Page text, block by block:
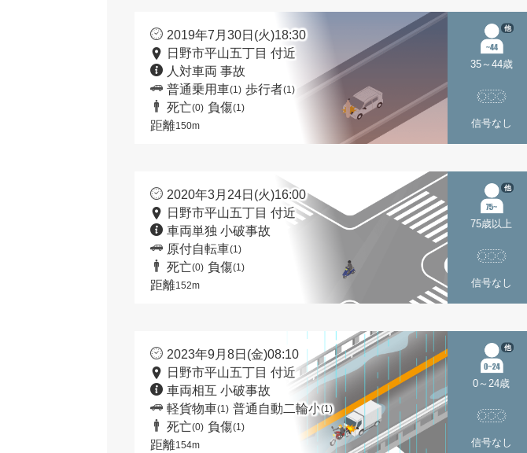
2019年7月30日(火)18:30
日野市平山五丁目 付近
人対車両 事故
普通乗用車(1) 歩行者(1)
死亡(0) 負傷(1)
距離150m
35～44歳
他
信号なし
2020年3月24日(火)16:00
日野市平山五丁目 付近
車両単独 小破事故
原付自転車(1)
死亡(0) 負傷(1)
距離152m
75歳以上
他
信号なし
2023年9月8日(金)08:10
日野市平山五丁目 付近
車両相互 小破事故
軽貨物車(1) 普通自動二輪小(1)
死亡(0) 負傷(1)
距離154m
0～24歳
他
信号なし